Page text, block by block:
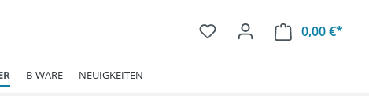
0,00 €*
B-WARE NEUIGKEITEN